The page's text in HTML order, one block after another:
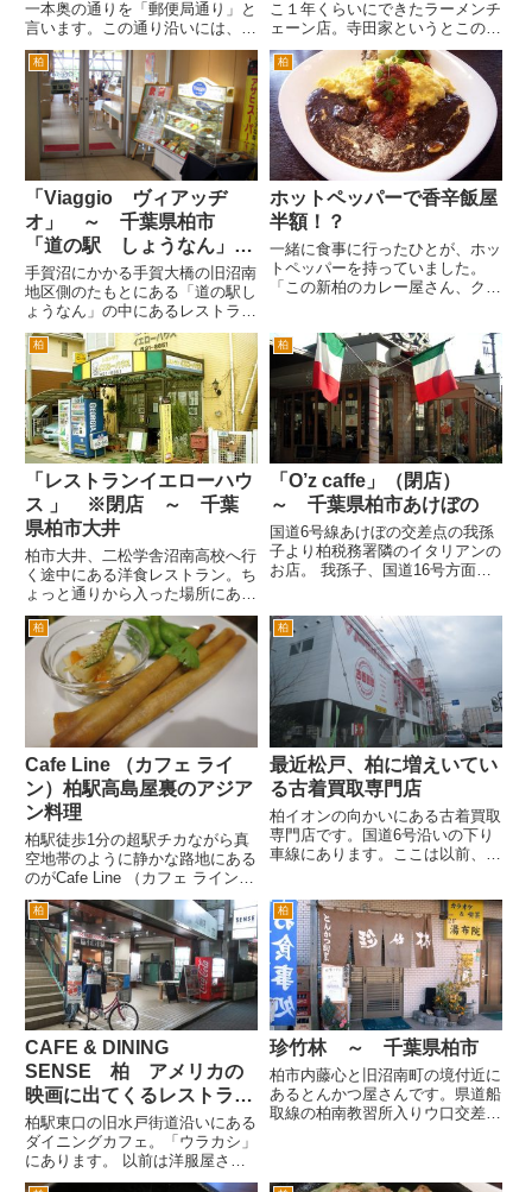
一本奥の通りを「郵便局通り」と
言います。この通り沿いには、柏
郵便局があります。 その柏郵便
局の目の前にある「とんかつ つ
かさ」さんです。夜は居酒屋でも
あるんですが、昼はランチタイム
があります。 カウンター、
テ...
こ１年くらいにできたラーメンチ
ェーン店。寺田家というとこの付
近だと国道１６沿いの白井にある
お店しか知りませんでしたが、最
近は、この北柏店と柏駅の西口に
もできました。 １６号沿いのお
店には、何度が訪問しているの
で...
柏
「Viaggio ヴィアッヂ
オ」 ～ 千葉県柏市
「道の駅 しょうなん」
内
手賀沼にかかる手賀大橋の旧沼南
地区側のたもとにある「道の駅し
ょうなん」の中にあるレストラ
ン。こういう施設にあるレストラ
ンというと便利だけどお味につい
ては、イマイチという印象があっ
たのですが、こちら結構いいで
す。 というのは場所が道の駅な
ので...
柏
ホットペッパーで香辛飯屋
半額！？
一緒に食事に行ったひとが、ホッ
トペッパーを持っていました。
「この新柏のカレー屋さん、クー
ットペッパーで気に入ったお店の
ところを切り抜いて何枚か持って
ました。見れば、新柏の香辛飯屋
の...
柏
「レストランイエローハウ
ス 」 ※閉店 ～ 千葉
県柏市大井
柏市大井、二松学舎沼南高校へ行
く途中にある洋食レストラン。ち
ょっと通りから入った場所にある
ので、よく通る道なのですが気づ
きませんでした。 国道16号線柏
市内から柏トンネルを越えて最初
の信号である大井の交差点を左
折。2つ目の信号が右カーブし
柏
「O’z caffe」（閉店）
～ 千葉県柏市あけぼの
国道6号線あけぼの交差点の我孫
子より柏税務署隣のイタリアンの
お店。 我孫子、国道16号方面か
など目に付きやすく、一度入って
みようとおもってました。情報に
よると若い女性に人気というお...
柏
Cafe Line （カフェ ライ
ン）柏駅高島屋裏のアジア
ン料理
柏駅徒歩1分の超駅チカながら真
空地帯のように静かな路地にある
のがCafe Line （カフェ ライン）
さんです。 高島屋柏店と高島屋
TS館の間を入っていったあた
り。キネマ旬報シアターの前で
す。映画を見る前に食事をしてい
る女性とかよくいらっし...
柏
最近松戸、柏に増えいてい
る古着買取専門店
柏イオンの向かいにある古着買取
専門店です。国道6号沿いの下り
車線にあります。ここは以前、洋
の松戸ポンテ内に入っていたこ
ろ、いろいろトラッドな服を購入
しました。懐かしい話です。お金
が...
柏
CAFE & DINING
SENSE 柏 アメリカの
映画に出てくるレストラン
みたいなお店
柏駅東口の旧水戸街道沿いにある
ダイニングカフェ。「ウラカシ」
にあります。 以前は洋服屋さん
だったかなあ・・・この界隈も古
柏
珍竹林 ～ 千葉県柏市
柏市内藤心と旧沼南町の境付近に
あるとんかつ屋さんです。県道船
取線の柏南教習所入りウ口交差点